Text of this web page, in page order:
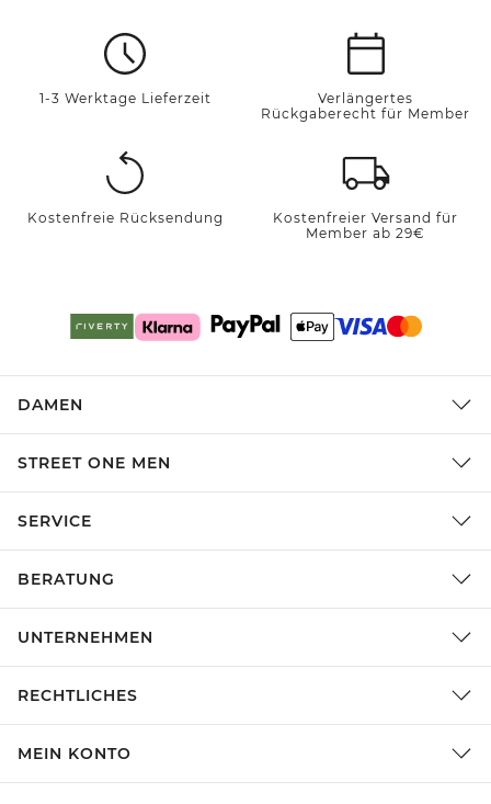
1-3 Werktage Lieferzeit
Verlängertes
Rückgaberecht für Member
Kostenfreie Rücksendung
Kostenfreier Versand für
Member ab 29€
DAMEN
STREET ONE MEN
SERVICE
BERATUNG
UNTERNEHMEN
RECHTLICHES
MEIN KONTO